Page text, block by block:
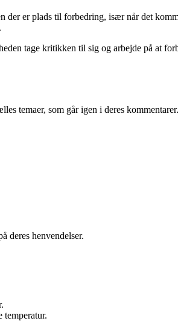
er plads til forbedring, især når det
tage kritikken til sig og arbejde på at
temaer, som går igen i deres kommentarer.
deres henvendelser.
temperatur.